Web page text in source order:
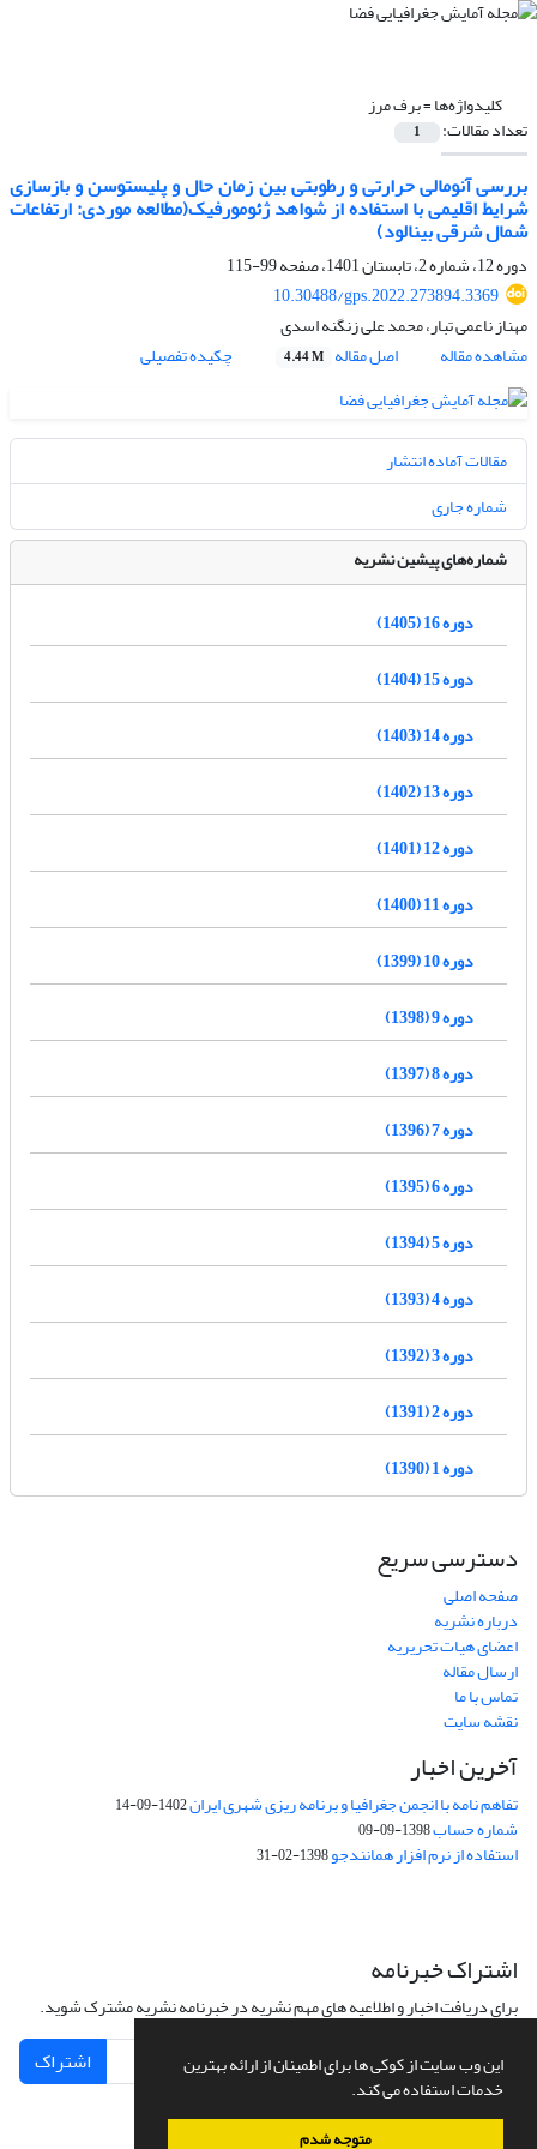
این وب سایت از کوکی ها برای اطمینان از ارائه بهترین
خدمات استفاده می کند.
متوجه شدم
کلیدواژه‌ها =برف مرز
تعداد مقالات: 1
بررسی آنومالی حرارتی و رطوبتی بین زمان حال و پلیستوسن و بازسازی
شرایط اقلیمی با استفاده از شواهد ژئومورفیک(مطالعه موردی: ارتفاعات
شمال شرقی بینالود)
دوره 12، شماره 2، تابستان 1401، صفحه
99-115
10.30488/gps.2022.273894.3369
مهناز ناعمی تبار، محمد علی زنگنه اسدی
مشاهده مقاله
اصل مقاله 4.44 M چکیده تفصیلی
مقالات آماده انتشار
شماره جاری
شماره‌های پیشین نشریه
دوره 16 (1405)
دوره 15 (1404)
دوره 14 (1403)
دوره 13 (1402)
دوره 12 (1401)
دوره 11 (1400)
دوره 10 (1399)
دوره 9 (1398)
دوره 8 (1397)
دوره 7 (1396)
دوره 6 (1395)
دوره 5 (1394)
دوره 4 (1393)
دوره 3 (1392)
دوره 2 (1391)
دوره 1 (1390)
دسترسی سریع
صفحه اصلی
درباره نشریه
اعضای هیات تحریریه
ارسال مقاله
تماس با ما
نقشه سایت
آخرین اخبار
تفاهم نامه با انجمن جغرافیا و برنامه ریزی شهری ایران1402-09-14
شماره حساب1398-09-09
استفاده از نرم افزار همانندجو1398-02-31
اشتراک خبرنامه
برای دریافت اخبار و اطلاعیه های مهم نشریه در خبرنامه نشریه مشترک شوید.
اشتراک